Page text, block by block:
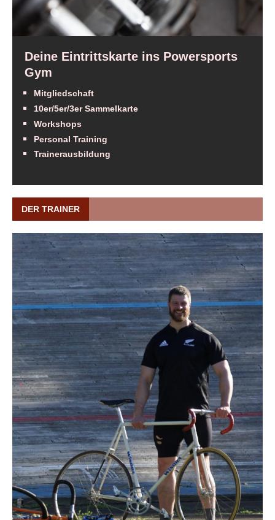
Deine Eintrittskarte ins Powersports
Gym
Mitgliedschaft
10er/5er/3er Sammelkarte
Workshops
Personal Training
Trainerausbildung
DER TRAINER